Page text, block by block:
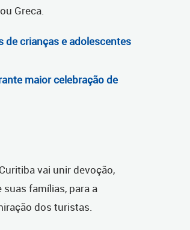
Greca.
de crianças e adolescentes
maior celebração de
vai unir devoção,
famílias, para a
dos turistas.